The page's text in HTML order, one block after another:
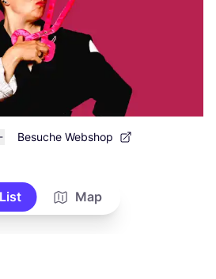
Besuche Webshop
List Map